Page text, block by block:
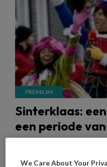
Sinterklaas:
een periode
eten en je schoen
We Care About Your